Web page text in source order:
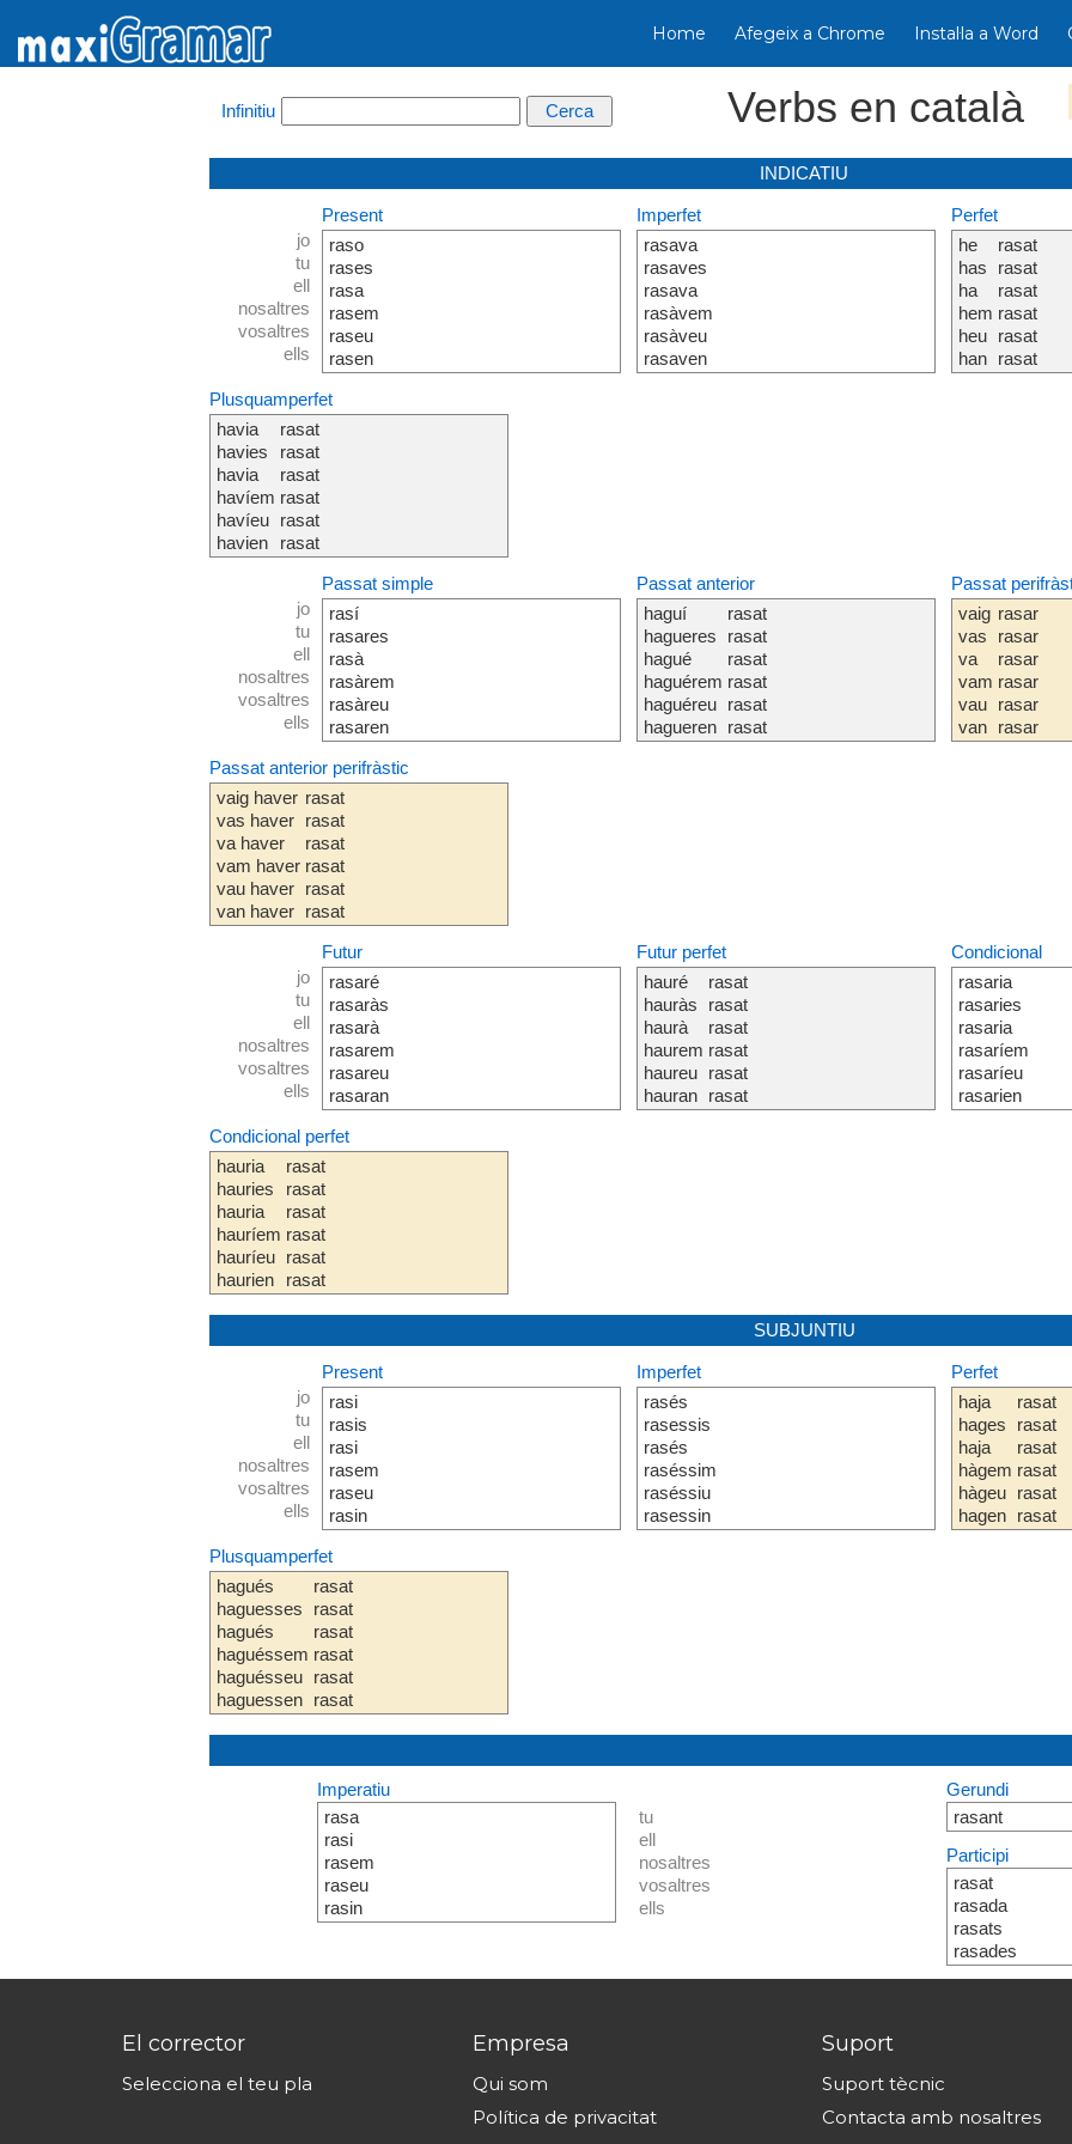
Home Afegeix a Chrome Instal·la a Word
Infinitiu Verbs en català
INDICATIU
jo
tu
ell
nosaltres
vosaltres
ells
Present
raso
rases
rasa
rasem
raseu
rasen
Imperfet
rasava
rasaves
rasava
rasàvem
rasàveu
rasaven
Perfet
he
has
ha
hem
heu
han
rasat
rasat
rasat
rasat
rasat
rasat
Plusquamperfet
havia
havies
havia
havíem
havíeu
havien
rasat
rasat
rasat
rasat
rasat
rasat
jo
tu
ell
nosaltres
vosaltres
ells
Passat simple
rasí
rasares
rasà
rasàrem
rasàreu
rasaren
Passat anterior
haguí
hagueres
hagué
haguérem
haguéreu
hagueren
rasat
rasat
rasat
rasat
rasat
rasat
Passat
vaig
vas
va
vam
vau
van
rasar
rasar
rasar
rasar
rasar
rasar
Passat anterior perifràstic
vaig haver
vas haver
va haver
vam haver
vau haver
van haver
rasat
rasat
rasat
rasat
rasat
rasat
jo
tu
ell
nosaltres
vosaltres
ells
Futur
rasaré
rasaràs
rasarà
rasarem
rasareu
rasaran
Futur perfet
hauré
hauràs
haurà
haurem
haureu
hauran
rasat
rasat
rasat
rasat
rasat
rasat
Condicional
rasaria
rasaries
rasaria
rasaríem
rasaríeu
rasarien
Condicional perfet
hauria
hauries
hauria
hauríem
hauríeu
haurien
rasat
rasat
rasat
rasat
rasat
rasat
SUBJUNTIU
jo
tu
ell
nosaltres
vosaltres
ells
Present
rasi
rasis
rasi
rasem
raseu
rasin
Imperfet
rasés
rasessis
rasés
raséssim
raséssiu
rasessin
Perfet
haja
hages
haja
hàgem
hàgeu
hagen
rasat
rasat
rasat
rasat
rasat
rasat
Plusquamperfet
hagués
haguesses
hagués
haguéssem
haguésseu
haguessen
rasat
rasat
rasat
rasat
rasat
rasat
Imperatiu
rasa
rasi
rasem
raseu
rasin
tu
ell
nosaltres
vosaltres
ells
Gerundi
rasant
Participi
rasat
rasada
rasats
rasades
El corrector
Selecciona el teu pla
Empresa
Qui som
Política de privacitat
Suport
Suport tècnic
Contacta amb nosaltres